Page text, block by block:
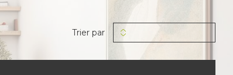
Trier par